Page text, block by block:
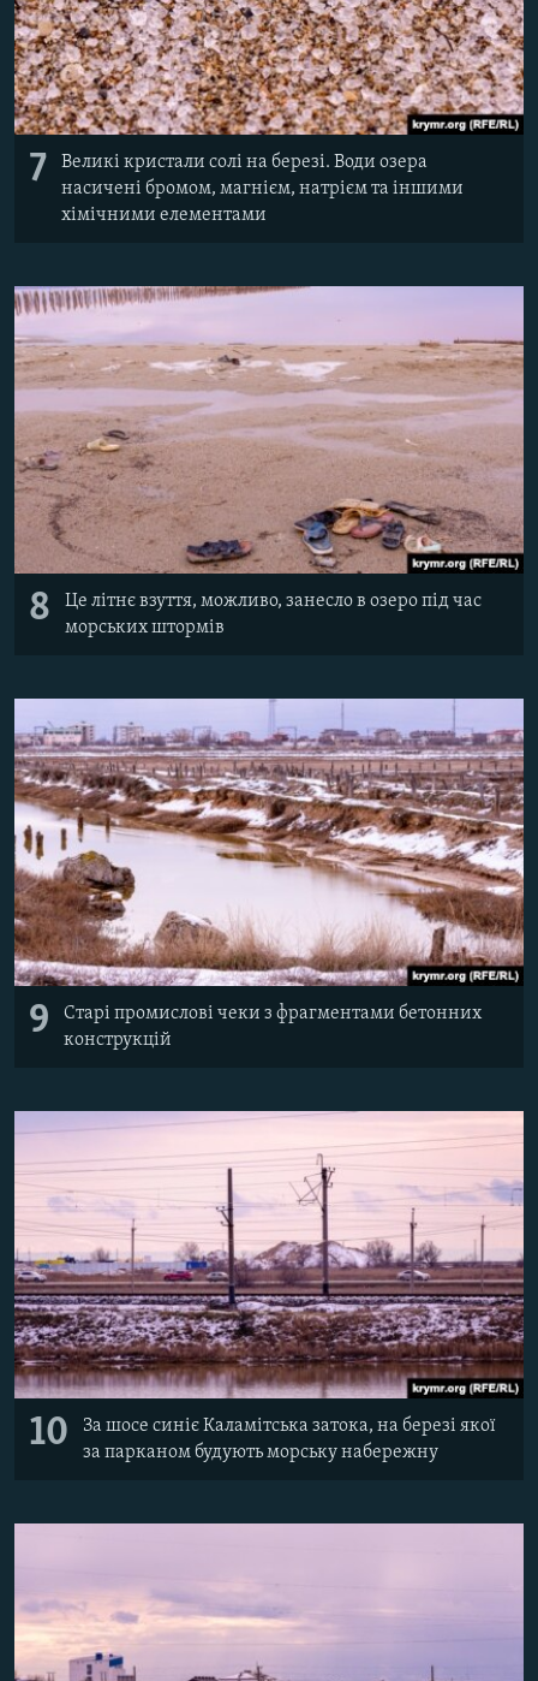
7
Великі кристали солі на березі. Води озера
насичені бромом, магнієм, натрієм та іншими
хімічними елементами
8
Це літнє взуття, можливо, занесло в озеро під час
морських штормів
9
Старі промислові чеки з фрагментами бетонних
конструкцій
10
За шосе синіє Каламітська затока, на березі якої
за парканом будують морську набережну